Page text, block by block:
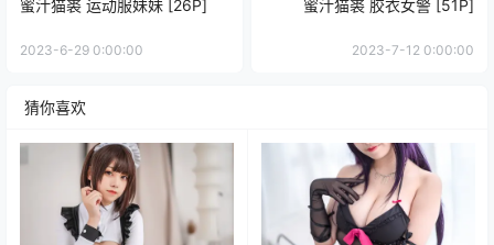
蜜汁猫裘 运动服妹妹 [26P]
2023-6-29 0:00:00
蜜汁猫裘 胶衣女警 [51P]
2023-7-12 0:00:00
猜你喜欢